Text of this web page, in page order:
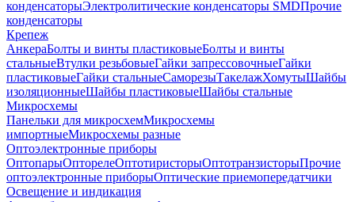
конденсаторыЭлектролитические конденсаторы SMDПрочие
конденсаторы
Крепеж
АнкераБолты и винты пластиковыеБолты и винты
стальныеВтулки резьбовыеГайки запрессовочныеГайки
пластиковыеГайки стальныеСаморезыТакелажХомутыШайбы
изоляционныеШайбы пластиковыеШайбы стальные
Микросхемы
Панельки для микросхемМикросхемы
импортныеМикросхемы разные
Оптоэлектронные приборы
ОптопарыОпторелеОптотиристорыОптотранзисторыПрочие
оптоэлектронные приборыОптические приемопередатчики
Освещение и индикация